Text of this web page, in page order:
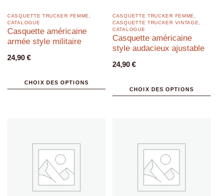
CASQUETTE TRUCKER FEMME
CATALOGUE
Casquette américaine
armée style militaire
24,90 €
CHOIX DES OPTIONS
CASQUETTE TRUCKER FEMME
CASQUETTE TRUCKER VINTAGE
CATALOGUE
Casquette américaine
style audacieux ajustable
24,90 €
CHOIX DES OPTIONS